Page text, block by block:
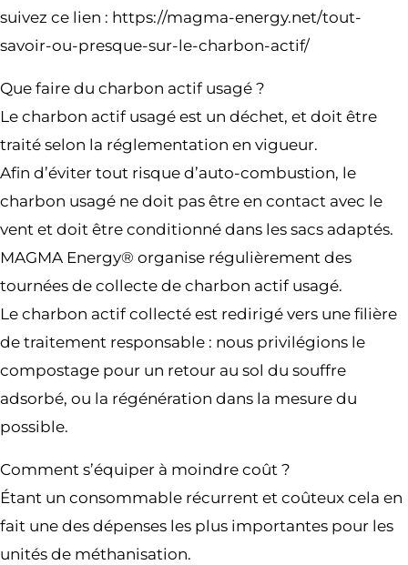
suivez ce lien : https://magma-energy.net/tout-
savoir-ou-presque-sur-le-charbon-actif/
Que faire du charbon actif usagé ?
Le charbon actif usagé est un déchet, et doit être
traité selon la réglementation en vigueur.
Afin d’éviter tout risque d’auto-combustion, le
charbon usagé ne doit pas être en contact avec le
vent et doit être conditionné dans les sacs adaptés.
MAGMA Energy® organise régulièrement des
tournées de collecte de charbon actif usagé.
Le charbon actif collecté est redirigé vers une filière
de traitement responsable : nous privilégions le
compostage pour un retour au sol du souffre
adsorbé, ou la régénération dans la mesure du
possible.
Comment s’équiper à moindre coût ?
Étant un consommable récurrent et coûteux cela en
fait une des dépenses les plus importantes pour les
unités de méthanisation.